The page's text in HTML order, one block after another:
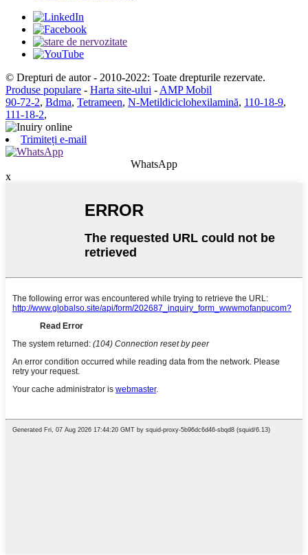
© Drepturi de autor - 2010-2022: Toate drepturile rezervate.
Produse populare - Harta site-ului - AMP Mobil
90-72-2, Bdma, Tetrameen, N-Metildiciclohexilamină, 110-18-9,
111-18-2,
Trimiteți e-mail
WhatsApp
x